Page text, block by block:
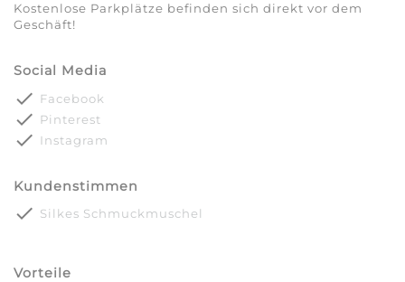
Kostenlose Parkplätze befinden sich direkt vor dem
Geschäft!
Social Media
done Facebook
done Pinterest
done Instagram
Kundenstimmen
done Silkes Schmuckmuschel
Vorteile